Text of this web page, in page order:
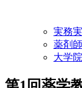
実務
薬剤
大学